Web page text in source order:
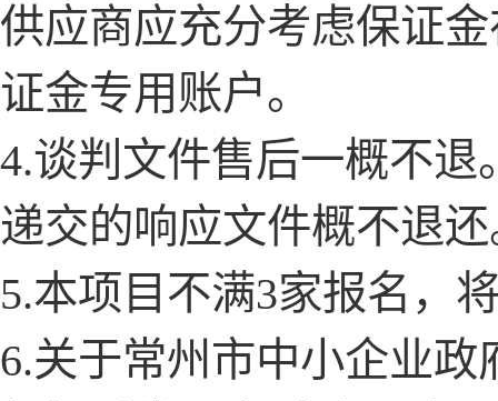
供应商应充分考虑保证
证金专用账户。
4.谈判文件售后一概不
递交的响应文件概不退
5.本项目不满3家报名，
6.关于常州市中小企业政